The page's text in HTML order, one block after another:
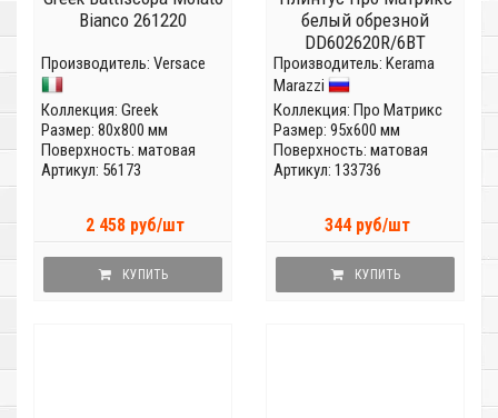
Bianco 261220
Производитель: Versace
Коллекция: Greek
Размер: 80x800 мм
Поверхность: матовая
Артикул: 56173
2 458 руб/шт
КУПИТЬ
белый обрезной
DD602620R/6BT
Производитель: Kerama
Marazzi
Коллекция: Про Матрикс
Размер: 95x600 мм
Поверхность: матовая
Артикул: 133736
344 руб/шт
КУПИТЬ